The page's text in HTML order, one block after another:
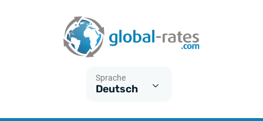
Sprache
Deutsch
Was ist die VPI-Inflation?
Was ist die HVPI-Inflation?
Historische Euribor-Sätze
Historische ESTER-Sätze
Inflationsrechner